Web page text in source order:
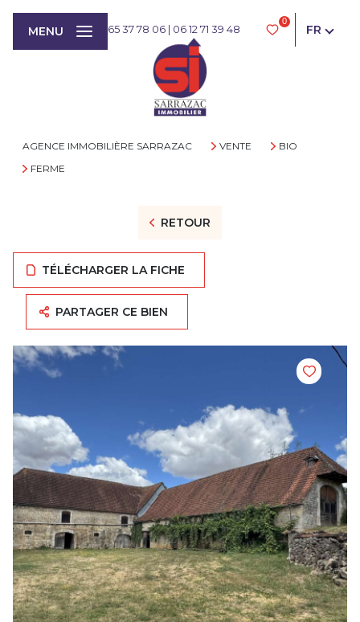
05 65 37 78 06 06 12 71 39 48
0
FR
MENU
AGENCE IMMOBILIÈRE SARRAZAC VENTE
BIO
FERME
RETOUR
TÉLÉCHARGER LA FICHE
PARTAGER CE BIEN